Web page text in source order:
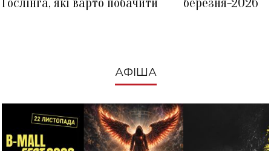
Ґослінга, які варто побачити
березня-2026
АФІША